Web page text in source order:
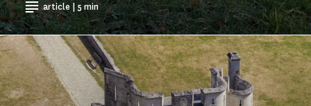
article | 5 min